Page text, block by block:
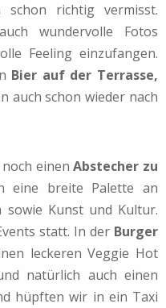
richtig vermisst.
wundervolle Fotos
Feeling einzufangen.
Bier auf der Terrasse,
auch schon wieder nach
noch einenAbstecher zu
eine breite Palette an
sowie Kunst und Kultur.
statt. In der Burger
leckeren Veggie Hot
natürlich auch einen
hüpften wir in ein Taxi